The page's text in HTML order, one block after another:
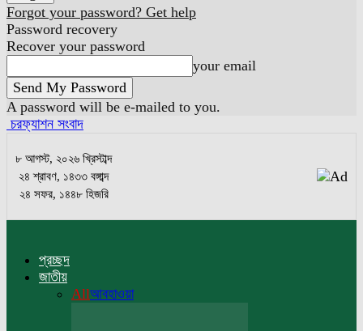
Forgot your password? Get help
Password recovery
Recover your password
your email
A password will be e-mailed to you.
চরফ্যাশন সংবাদ
৮ আগস্ট, ২০২৬ খ্রিস্টাব্দ
২৪ শ্রাবণ, ১৪৩৩ বঙ্গাব্দ
২৪ সফর, ১৪৪৮ হিজরি
প্রচ্ছদ
জাতীয়
Allআবহাওয়া